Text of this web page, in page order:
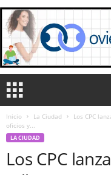
Inicio La Ciudad
Los CPC
oficios y...
LA CIUDAD
Los CPC